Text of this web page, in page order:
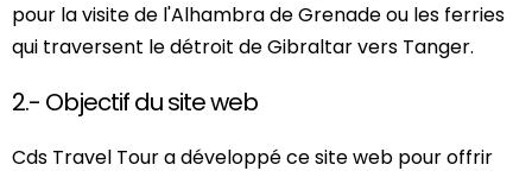
pour la visite de l'Alhambra de Grenade ou les ferries
qui traversent le détroit de Gibraltar vers Tanger.
2.- Objectif du site web
Cds Travel Tour a développé ce site web pour offrir